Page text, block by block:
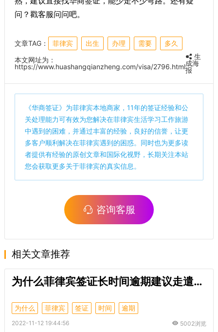
问？戳客服问问吧。
文章TAG： 菲律宾 出生 办理 需要
多久
本文网址为：
https://www.huashangqianzheng.com/visa/2796.html
生
成海
报
《华商签证》为菲律宾本地商家，11年的签证经验和公
关处理能力可有效为您解决在菲律宾生活学习工作旅游
中遇到的困难，并通过丰富的经验，良好的信誉，让更
多客户顺利解决在菲律宾遇到的困惑。同时也为更多读
者提供有经验的原创文章和国际化视野，长期关注本站
您会获取更多关于菲律宾的真实信息。
咨询客服
相关文章推荐
为什么菲律宾签证长时间逾期建议走遣返(菲律宾遣返怎么走)
为什么 菲律宾 签证 时间 逾期
2022-11-12 19:44:56 5002浏览